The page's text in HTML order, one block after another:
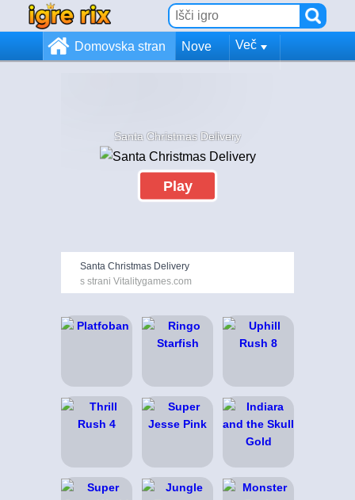
Domovska stran Nove Več
Santa Christmas Delivery
Play
Santa Christmas Delivery
s strani Vitalitygames.com